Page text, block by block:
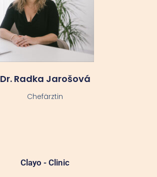
Dr. Radka Jarošová
Chefärztin
Clayo - Clinic